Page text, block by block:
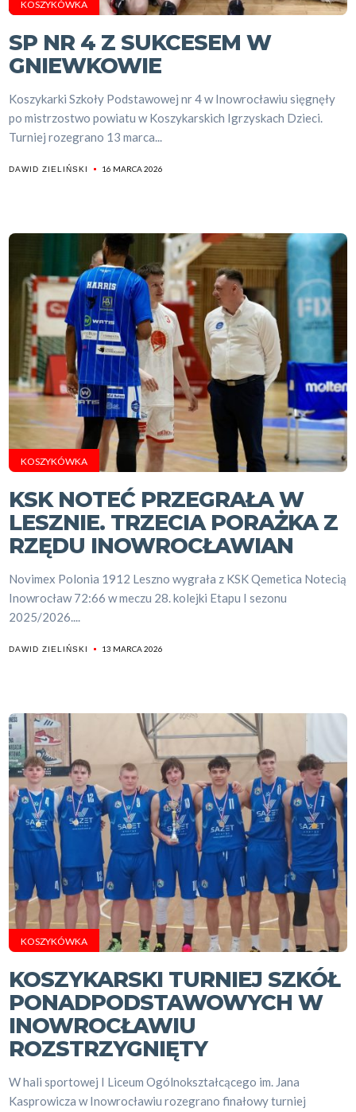
KOSZYKÓWKA
SP NR 4 Z SUKCESEM W
GNIEWKOWIE
Koszykarki Szkoły Podstawowej nr 4 w Inowrocławiu sięgnęły
po mistrzostwo powiatu w Koszykarskich Igrzyskach Dzieci.
Turniej rozegrano 13 marca...
DAWID ZIELIŃSKI 16 MARCA 2026
KOSZYKÓWKA
KSK NOTEĆ PRZEGRAŁA W
LESZNIE. TRZECIA PORAŻKA Z
RZĘDU INOWROCŁAWIAN
Novimex Polonia 1912 Leszno wygrała z KSK Qemetica Notecią
Inowrocław 72:66 w meczu 28. kolejki Etapu I sezonu
2025/2026....
DAWID ZIELIŃSKI 13 MARCA 2026
KOSZYKÓWKA
KOSZYKARSKI TURNIEJ SZKÓŁ
PONADPODSTAWOWYCH W
INOWROCŁAWIU
ROZSTRZYGNIĘTY
W hali sportowej I Liceum Ogólnokształcącego im. Jana
Kasprowicza w Inowrocławiu rozegrano finałowy turniej